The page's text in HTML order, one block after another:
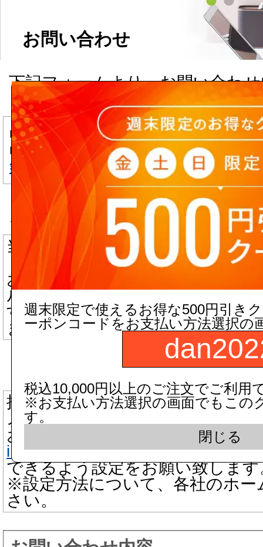
お問い合わせ
下記フォームより、お問い合わ
ます。
■商品については直接メーカーへ
■入力頂いた個人情報は、個人情
針
に基づき、厳重に管理致しま
▼ フリーメール(Yahoo!メール,
ご利用のお客様へ
当店からのメールが迷惑メール
「迷惑メール」と判断される場
お手数ですが迷惑メール、ゴミ
ルにつきましてもご確認いただ
す。
また、受信許可設定が必要な場
▼ 携帯電話メールアドレスをご
携帯電話の場合、迷惑メール防
メールを受信できない機能がご
お手数をお掛け致しますが、当
info@dandorie.comまたはドメイ
できるよう設定をお願い致します
※設定方法について、各社のホー
さい。
週末限定で使えるお得な500円引き
ーポンコードをお支払い方法選択の
税込10,000円以上のご注文でご利用
※お支払い方法選択の画面でもこの
す。
閉じる